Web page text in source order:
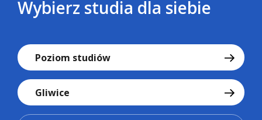
Wybierz studia dla siebie
Poziom studiów
Gliwice